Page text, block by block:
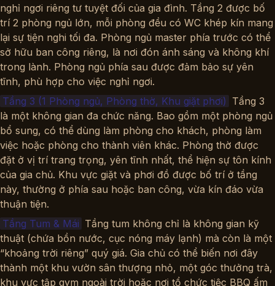
nghỉ ngơi riêng tư tuyệt đối của gia đình. Tầng 2 được bố
trí 2 phòng ngủ lớn, mỗi phòng đều có WC khép kín mang
lại sự tiện nghi tối đa. Phòng ngủ master phía trước có thể
sở hữu ban công riêng, là nơi đón ánh sáng và không khí
trong lành. Phòng ngủ phía sau được đảm bảo sự yên
tĩnh, phù hợp cho việc nghỉ ngơi.
Tầng 3 (1 Phòng ngủ, Phòng thờ, Khu giặt phơi) Tầng 3
là một không gian đa chức năng. Bao gồm một phòng ngủ
bổ sung, có thể dùng làm phòng cho khách, phòng làm
việc hoặc phòng cho thành viên khác. Phòng thờ được
đặt ở vị trí trang trọng, yên tĩnh nhất, thể hiện sự tôn kính
của gia chủ. Khu vực giặt và phơi đồ được bố trí ở tầng
này, thường ở phía sau hoặc ban công, vừa kín đáo vừa
thuận tiện.
Tầng Tum & Mái Tầng tum không chỉ là không gian kỹ
thuật (chứa bồn nước, cục nóng máy lạnh) mà còn là một
“khoảng trời riêng” quý giá. Gia chủ có thể biến nơi đây
thành một khu vườn sân thượng nhỏ, một góc thưởng trà,
khu vực tập gym ngoài trời hoặc nơi tổ chức tiệc BBQ ấm